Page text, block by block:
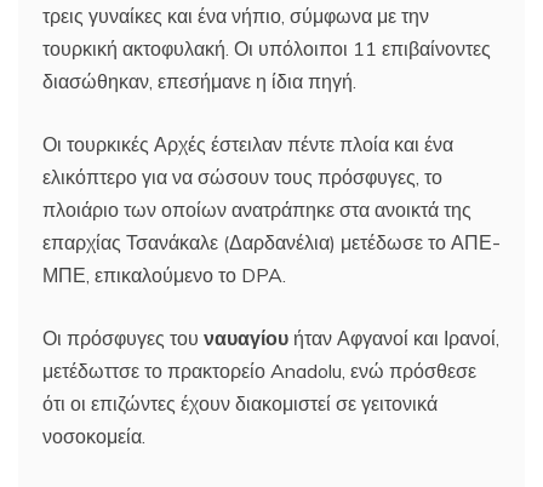
τρεις γυναίκες και ένα νήπιο, σύμφωνα με την
τουρκική ακτοφυλακή. Οι υπόλοιποι 11 επιβαίνοντες
διασώθηκαν, επεσήμανε η ίδια πηγή.
Οι τουρκικές Αρχές έστειλαν πέντε πλοία και ένα
ελικόπτερο για να σώσουν τους πρόσφυγες, το
πλοιάριο των οποίων ανατράπηκε στα ανοικτά της
επαρχίας Τσανάκαλε (Δαρδανέλια) μετέδωσε το ΑΠΕ-
ΜΠΕ, επικαλούμενο το DPA.
Οι πρόσφυγες του ναυαγίου ήταν Αφγανοί και Ιρανοί,
μετέδωττσε το πρακτορείο Anadolu, ενώ πρόσθεσε
ότι οι επιζώντες έχουν διακομιστεί σε γειτονικά
νοσοκομεία.